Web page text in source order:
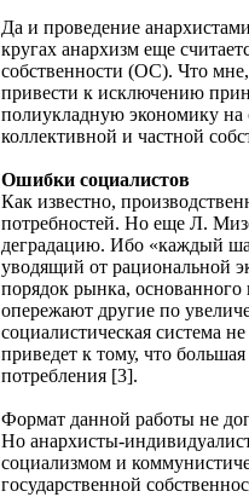
Да и проведение
кругах анархизм еще
собственности (ОС). Что
привести к исключению
полиукладную экономику
коллективной и частной
Ошибки социалистов
Как известно,
потребностей. Но еще Л.
деградацию. Ибо «каждый
уводящий от рациональной
порядок рынка, основанного
опережают другие по
социалистическая система
приведет к тому, что
потребления [3].
Формат данной работы не
Но анархисты-
социализмом и
государственной